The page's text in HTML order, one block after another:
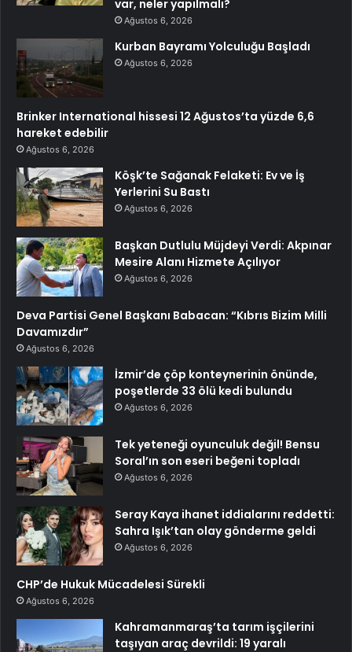
var, neler yapılmalı?
Ağustos 6, 2026
Kurban Bayramı Yolculuğu Başladı
Ağustos 6, 2026
Brinker International hissesi 12 Ağustos’ta yüzde 6,6
hareket edebilir
Ağustos 6, 2026
Köşk’te Sağanak Felaketi: Ev ve İş
Yerlerini Su Bastı
Ağustos 6, 2026
Başkan Dutlulu Müjdeyi Verdi: Akpınar
Mesire Alanı Hizmete Açılıyor
Ağustos 6, 2026
Deva Partisi Genel Başkanı Babacan: “Kıbrıs Bizim Milli
Davamızdır”
Ağustos 6, 2026
İzmir’de çöp konteynerinin önünde,
poşetlerde 33 ölü kedi bulundu
Ağustos 6, 2026
Tek yeteneği oyunculuk değil! Bensu
Soral’ın son eseri beğeni topladı
Ağustos 6, 2026
Seray Kaya ihanet iddialarını reddetti:
Sahra Işık’tan olay gönderme geldi
Ağustos 6, 2026
CHP’de Hukuk Mücadelesi Sürekli
Ağustos 6, 2026
Kahramanmaraş’ta tarım işçilerini
taşıyan araç devrildi: 19 yaralı